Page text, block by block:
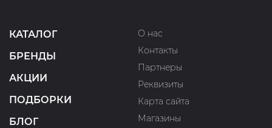
КАТАЛОГ
БРЕНДЫ
АКЦИИ
ПОДБОРКИ
БЛОГ
О нас
Контакты
Партнеры
Реквизиты
Карта сайта
Магазины